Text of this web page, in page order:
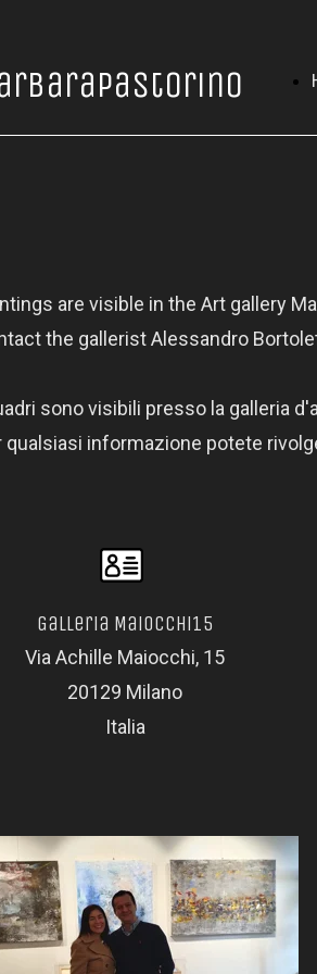
are visible in the Art gallery
the gallerist Alessandro
sono visibili presso la galleria
qualsiasi informazione potete
Galleria Maiocchi15
Via Achille Maiocchi, 15
20129 Milano
Italia